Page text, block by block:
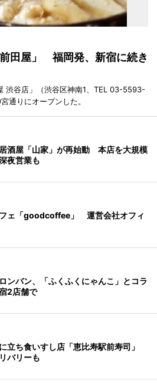
田屋」 福岡発、新宿に続き
渋谷店」（渋谷区神南1、TEL 03-5593-
通りにオープンした。
酒屋「山家」が再始動 本店を大規模
夜営業も
ェ「goodcoffee」 運営会社オフィ
ンバン、「ふくふくにゃんこ」とコラ
2店舗で
立ち食いすし店「恵比寿駅前寿司」
バリーも